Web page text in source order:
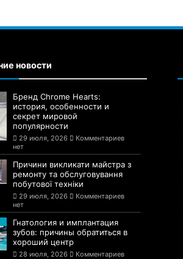
новости
Бренд Chrome Hearts:
история, особенности и
секрет мировой
популярности
29 июля, 2026
Комментариев
нет
Причини викликати майстра з
ремонту та обслуговування
побутової техніки
29 июля, 2026
Комментариев
нет
Гнатология и имплантация
зубов: причины обратиться в
хороший центр
28 июля, 2026
Комментариев